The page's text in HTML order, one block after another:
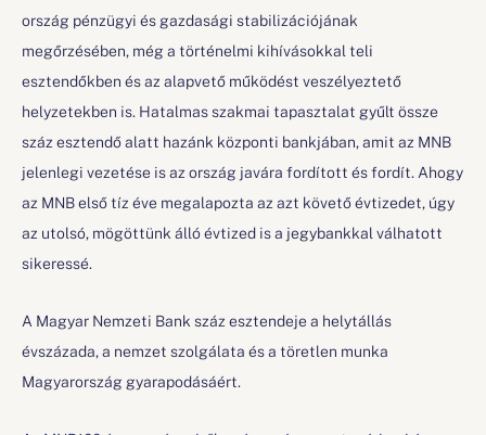
ország pénzügyi és gazdasági stabilizációjának
megőrzésében, még a történelmi kihívásokkal teli
esztendőkben és az alapvető működést veszélyeztető
helyzetekben is. Hatalmas szakmai tapasztalat gyűlt össze
száz esztendő alatt hazánk központi bankjában, amit az MNB
jelenlegi vezetése is az ország javára fordított és fordít. Ahogy
az MNB első tíz éve megalapozta az azt követő évtizedet, úgy
az utolsó, mögöttünk álló évtized is a jegybankkal válhatott
sikeressé.
A Magyar Nemzeti Bank száz esztendeje a helytállás
évszázada, a nemzet szolgálata és a töretlen munka
Magyarország gyarapodásáért.